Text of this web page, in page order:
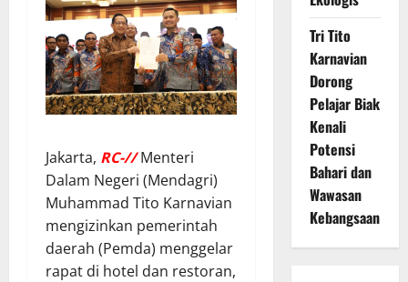
Jakarta, RC-//Menteri
Dalam Negeri (Mendagri)
Muhammad Tito Karnavian
mengizinkan pemerintah
daerah (Pemda) menggelar
rapat di hotel dan restoran,
Tri Tito
Karnavian
Dorong
Pelajar Biak
Kenali
Potensi
Bahari dan
Wawasan
Kebangsaan